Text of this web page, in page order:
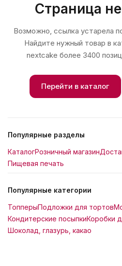
Страница
Возможно, ссылка устарела
Найдите нужный товар в
nextcake более 3400
Перейти в каталог
Популярные разделы
КаталогРозничный магазин
Пищевая печать
Популярные категории
ТопперыПодложки для тортов
Кондитерские посыпкиКоробки
Шоколад, глазурь, какао